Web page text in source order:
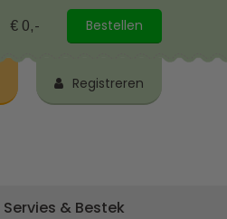
€ 0,- Bestellen
Registreren
Servies & Bestek